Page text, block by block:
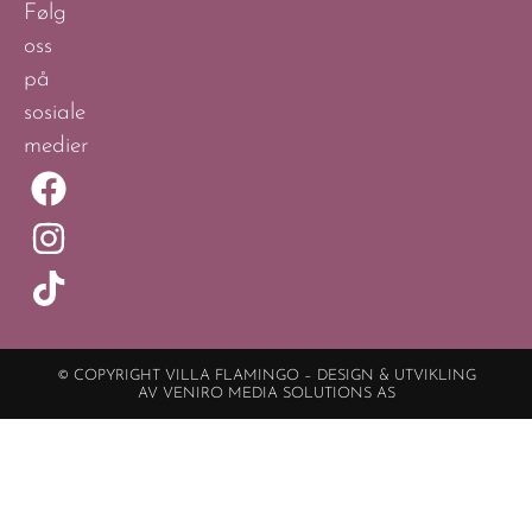
Følg
oss
på
sosiale
medier
© COPYRIGHT VILLA FLAMINGO – DESIGN & UTVIKLING
AV VENIRO MEDIA SOLUTIONS AS